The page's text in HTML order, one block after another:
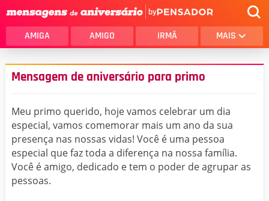
by
AMIGA AMIGO IRMÃ MAIS
Mensagem de aniversário para primo
Meu primo querido, hoje vamos celebrar um dia
especial, vamos comemorar mais um ano da sua
presença nas nossas vidas! Você é uma pessoa
especial que faz toda a diferença na nossa família.
Você é amigo, dedicado e tem o poder de agrupar as
pessoas.